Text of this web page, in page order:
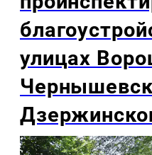
улицах